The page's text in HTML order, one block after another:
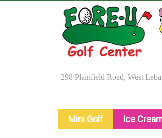
298 Plainfield Road, West
Mini Golf Ice